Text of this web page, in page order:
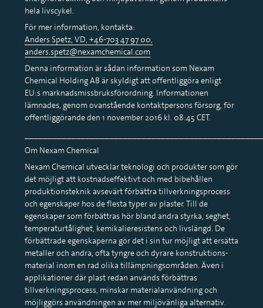
hela livscykel.
För mer information, kontakta:
Anders Spetz, VD, +46-703 47 97 00,
anders.spetz@nexamchemical.com
Denna information är sådan information som Nexam
Chemical Holding AB är skyldigt att offentliggöra enligt
EU:s marknadsmissbruksförordning. Informationen
lämnades, genom ovanstående kontaktpersons försorg, för
offentliggörande den 1 november 2016 kl. 08:45 CET.
Om Nexam Chemical
Nexam Chemical utvecklar teknologi och produkter som gör
det möjligt att kostnadseffektivt och med bibehållen
produktionsteknik avsevärt förbättra tillverkningsprocess
och egenskaper hos de flesta typer av plaster. Till de
egenskaper som förbättras hör bland andra styrka, seghet,
temperaturtålighet, kemikalieresistens och livslängd. De
förbättrade egenskaperna gör det i sin tur möjligt att ersätta
metaller och andra, ofta tyngre och dyrare konstruktions-
material inom en rad olika tillämpningsområden. Även i
applikationer där plast redan används förbättras
tillverkningsprocess, minskar materialanvändning och
möjliggörs användningen av mer miljövänliga alternativ.